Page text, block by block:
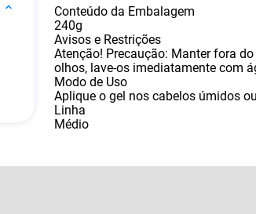
Conteúdo da Embalagem
240g
Avisos e Restrições
Atenção! Precaução: Manter fora
olhos, lave-os imediatamente com
Modo de Uso
Aplique o gel nos cabelos úmidos
Linha
Médio